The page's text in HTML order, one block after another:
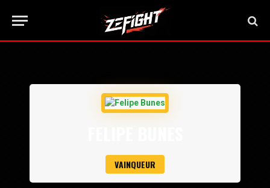
VAINQUEUR